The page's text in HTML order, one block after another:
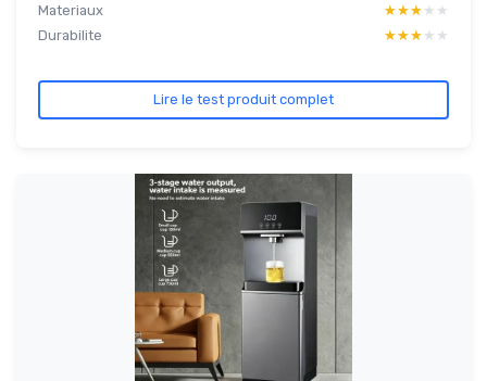
Materiaux
★★★★★
★★★★★
Durabilite
★★★★★
★★★★★
Lire le test produit complet